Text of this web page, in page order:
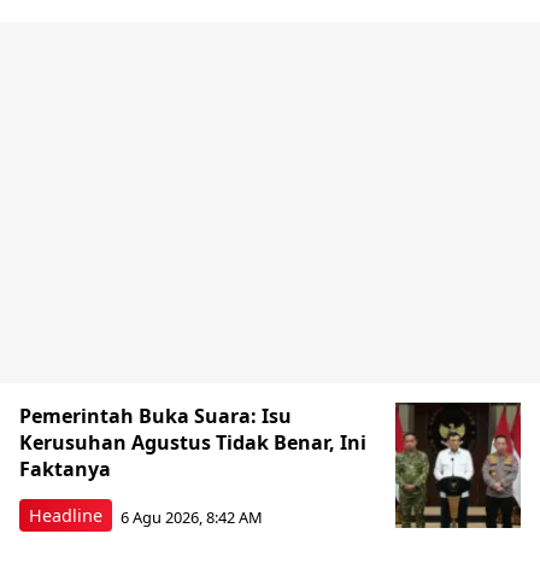
Headline
Pemerintah Buka Suara: Isu
Kerusuhan Agustus Tidak Benar, Ini
Faktanya
6 Agu 2026, 8:42 AM